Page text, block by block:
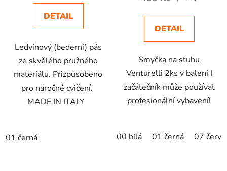
DETAIL
Ledvinový (bederní) pás
ze skvělého pružného
materiálu. Přizpůsobeno
pro náročné cvičení.
MADE IN ITALY
01 černá
DETAIL
Smyčka na stuhu
Venturelli 2ks v balení I
začátečník může používat
profesionální vybavení!
00 bílá 01 černá 07